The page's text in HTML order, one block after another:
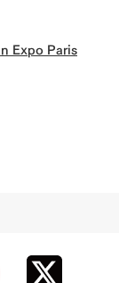
Expo Paris